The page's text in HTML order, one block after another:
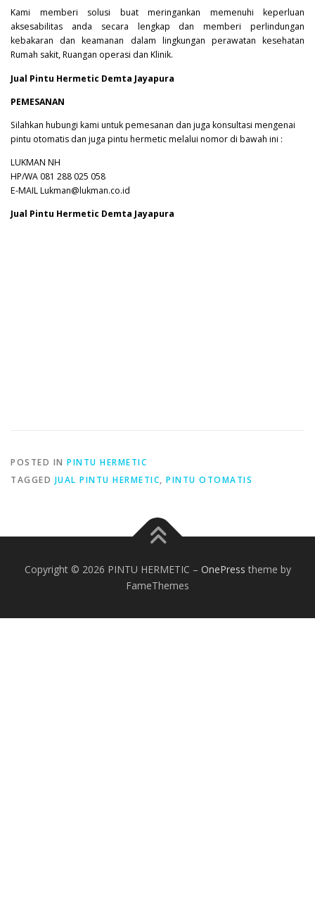
Kami memberi solusi buat meringankan memenuhi keperluan
aksesabilitas anda secara lengkap dan memberi perlindungan
kebakaran dan keamanan dalam lingkungan perawatan kesehatan
Rumah sakit, Ruangan operasi dan Klinik.
Jual Pintu Hermetic Demta Jayapura
PEMESANAN
Silahkan hubungi kami untuk pemesanan dan juga konsultasi mengenai
pintu otomatis dan juga pintu hermetic melalui nomor di bawah ini :
LUKMAN NH
HP/WA 081 288 025 058
E-MAIL Lukman@lukman.co.id
Jual Pintu Hermetic Demta Jayapura
POSTED IN PINTU HERMETIC
TAGGED JUAL PINTU HERMETIC, PINTU OTOMATIS
Copyright © 2026 PINTU HERMETIC – OnePress theme by
FameThemes